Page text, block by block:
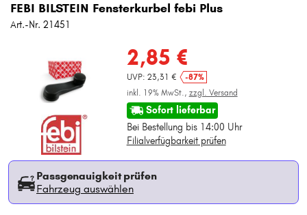
FEBI BILSTEIN Fensterkurbel febi Plus
Art.-Nr. 21451
2,85 €
UVP: 23,31 €
-87%
inkl. 19% MwSt., zzgl. Versand
Sofort lieferbar
Bei Bestellung bis 14:00 Uhr
Filialverfügbarkeit prüfen
Passgenauigkeit prüfen
Fahrzeug auswählen